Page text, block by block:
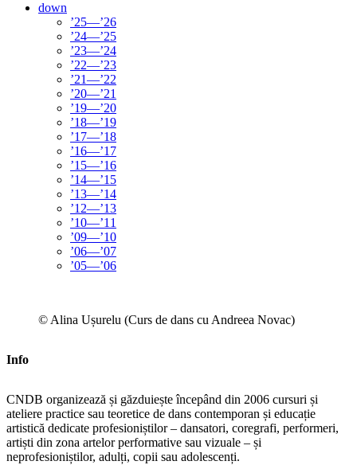
down
’25—’26
’24—’25
’23—’24
’22—’23
’21—’22
’20—’21
’19—’20
’18—’19
’17—’18
’16—’17
’15—’16
’14—’15
’13—’14
’12—’13
’10—’11
’09—’10
’06—’07
’05—’06
© Alina Ușurelu (Curs de dans cu Andreea Novac)
Info
CNDB organizează și găzduiește începând din 2006 cursuri și
ateliere practice sau teoretice de dans contemporan și educație
artistică dedicate profesioniștilor – dansatori, coregrafi, performeri,
artiști din zona artelor performative sau vizuale – și
neprofesioniștilor, adulți, copii sau adolescenți.